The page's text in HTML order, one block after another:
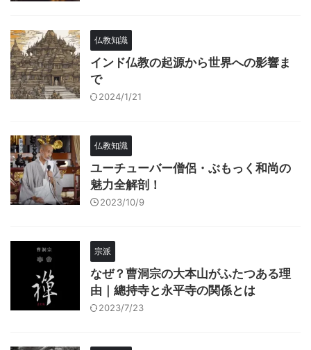
仏教知識
インド仏教の起源から世界への影響ま
で
2024/1/21
仏教知識
ユーチューバー僧侶・ぶもっく和尚の
魅力全解剖！
2023/10/9
宗派
なぜ？曹洞宗の大本山がふたつある理
由｜總持寺と永平寺の関係とは
2023/7/23